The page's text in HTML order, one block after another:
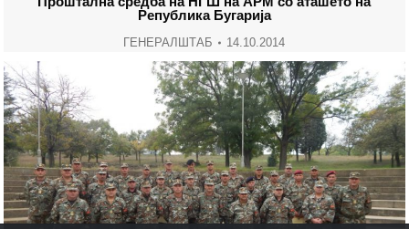
Република Бугарија
ГЕНЕРАЛШТАБ 14.10.2014